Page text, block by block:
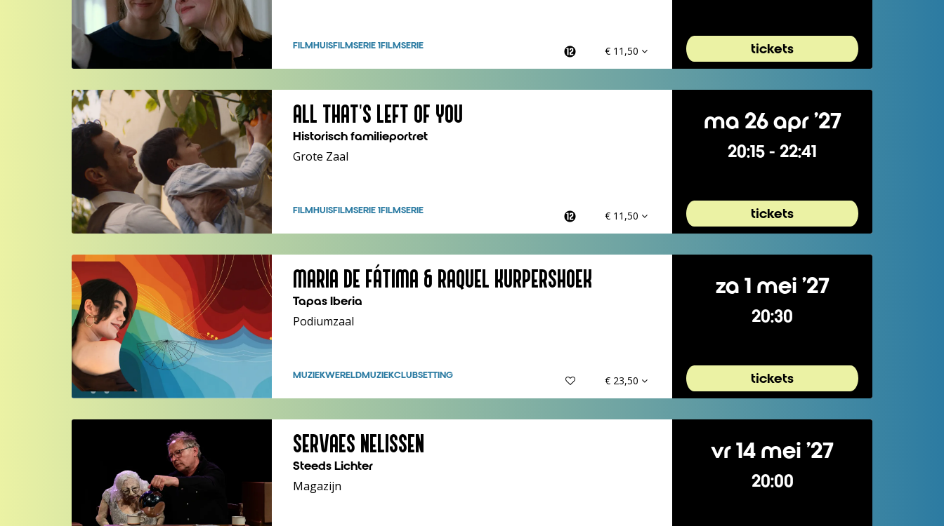
FILMHUISFILMSERIE 1FILMSERIE € 11,50 tickets
ALL THAT'S LEFT OF YOU
Historisch familieportret
Grote Zaal
FILMHUISFILMSERIE 1FILMSERIE € 11,50
ma 26 apr ’27
20:15 - 22:41
tickets
MARIA DE FÁTIMA & RAQUEL KURPERSHOEK
Tapas Iberia
Podiumzaal
MUZIEKWERELDMUZIEKCLUBSETTING € 23,50
za 1 mei ’27
20:30
tickets
SERVAES NELISSEN
Steeds Lichter
Magazijn
vr 14 mei ’27
20:00